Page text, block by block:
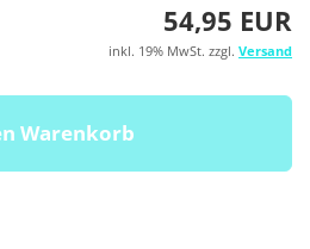
54,95 EUR
inkl. 19% MwSt. zzgl. Versand
Warenkorb